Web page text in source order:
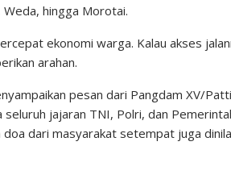
hingga Morotai.
ekonomi warga. Kalau akses
arahan.
pesan dari Pangdam XV/
seluruh jajaran TNI, Polri, dan
doa dari masyarakat setempat juga